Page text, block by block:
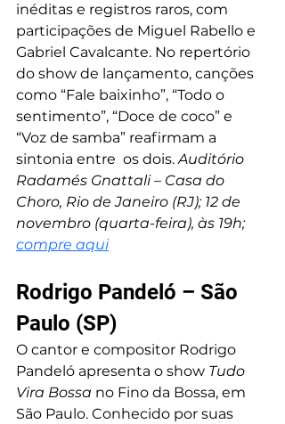
inéditas e registros raros, com
participações de Miguel Rabello e
Gabriel Cavalcante. No repertório
do show de lançamento, canções
como “Fale baixinho”, “Todo o
sentimento”, “Doce de coco” e
“Voz de samba” reafirmam a
sintonia entre  os dois. Auditório
Radamés Gnattali – Casa do
Choro, Rio de Janeiro (RJ); 12 de
novembro (quarta-feira), às 19h;
compre aqui
Rodrigo Pandeló – São
Paulo (SP)
O cantor e compositor Rodrigo
Pandeló apresenta o show Tudo
Vira Bossa no Fino da Bossa, em
São Paulo. Conhecido por suas